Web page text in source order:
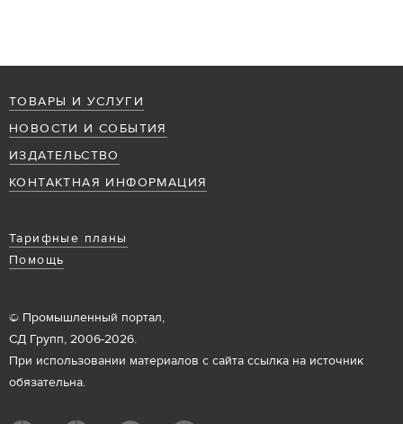
ТОВАРЫ И УСЛУГИ
НОВОСТИ И СОБЫТИЯ
ИЗДАТЕЛЬСТВО
КОНТАКТНАЯ ИНФОРМАЦИЯ
Тарифные планы
Помощь
© Промышленный портал,
СД Групп, 2006-2026.
При использовании материалов с сайта ссылка на источник
обязательна.